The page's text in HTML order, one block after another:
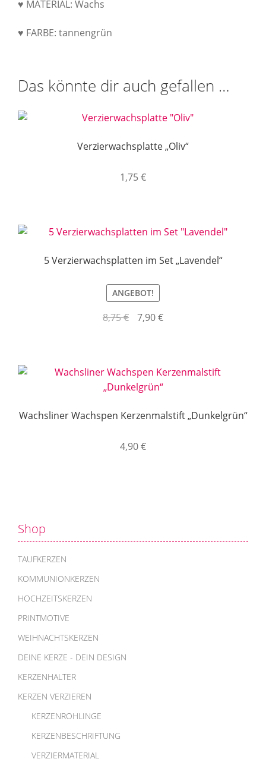
♥ MATERIAL: Wachs
♥ FARBE: tannengrün
Das könnte dir auch gefallen …
Verzierwachsplatte „Oliv“
1,75€
5 Verzierwachsplatten im Set „Lavendel“
ANGEBOT!
8,75€
Ursprünglicher
7,90€Aktueller
Wachsliner Wachspen Kerzenmalstift „Dunkelgrün“
4,90€
Shop
TAUFKERZEN
KOMMUNIONKERZEN
HOCHZEITSKERZEN
PRINTMOTIVE
WEIHNACHTSKERZEN
DEINE KERZE - DEIN DESIGN
KERZENHALTER
KERZEN VERZIEREN
KERZENROHLINGE
KERZENBESCHRIFTUNG
VERZIERMATERIAL